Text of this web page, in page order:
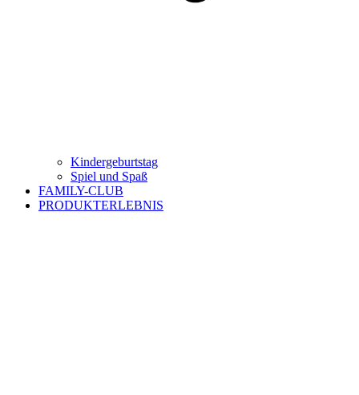
Kindergeburtstag
Spiel und Spaß
FAMILY-CLUB
PRODUKTERLEBNIS